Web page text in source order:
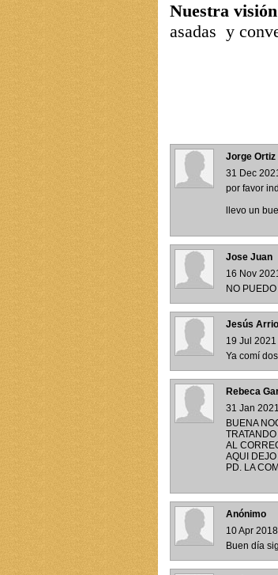
Nuestra visión
asadas y
Jorge Ortiz
31 Dec
por favor
llevo un
Jose Juan
16 Nov
NO
Jesús
19 Jul
Ya comí
Rebeca
31 Jan
BUENA
AL
AQUI
PD. LA
Anónimo
10 Apr
Buen día